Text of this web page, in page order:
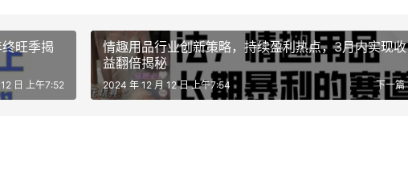
旺季揭
日 上午7:52
情趣用品行业创新策略，持续盈利热点，3月内实现收
益翻倍揭秘
下一篇
2024 年 12 月 12 日 上午7:54